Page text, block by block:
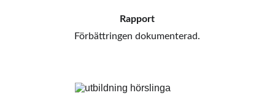
Rapport
Förbättringen dokumenterad.